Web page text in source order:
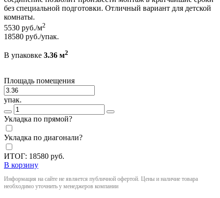
без специальной подготовки. Отличный вариант для детской
комнаты.
5530 руб./м2
18580 руб./упак.
В упаковке 3.36 м2
Площадь помещения
упак.
Укладка по прямой?
Укладка по диагонали?
ИТОГ: 18580 руб.
В корзину
Информация на сайте не является публичной офертой. Цены и наличие товара
необходимо уточнить у менеджеров компании